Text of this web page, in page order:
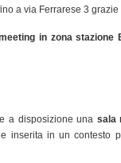
a via Ferrarese 3
in zona stazione
a disposizione una sala
inserita in un contesto